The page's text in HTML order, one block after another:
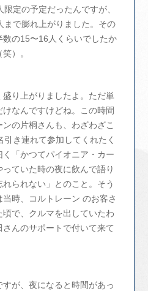
定の予定だったんですが、
まで膨れ上がりました。その
数の15〜16人くらいでしたか
）。
り上がりましたよ。ただ単
なんですけどね。この時間
の片桐さんも、わざわざこ
き連れて参加してくれたく
「かつてパイオニア・カー
ていた時の夜に飲んで語り
られない」とのこと。そう
時、コルトレーン のお客さ
で、クルマを出していたわ
んのサポートで付いて来て
が、夜になると時間があっ